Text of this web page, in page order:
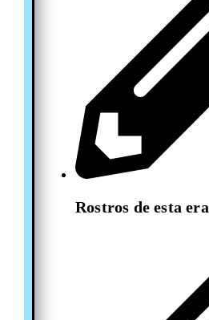
Rostros de esta era